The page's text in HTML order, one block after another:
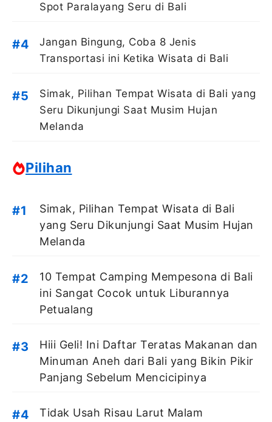
Spot Paralayang Seru di Bali
Jangan Bingung, Coba 8 Jenis
Transportasi ini Ketika Wisata di Bali
Simak, Pilihan Tempat Wisata di Bali yang
Seru Dikunjungi Saat Musim Hujan
Melanda
Pilihan
Simak, Pilihan Tempat Wisata di Bali
yang Seru Dikunjungi Saat Musim Hujan
Melanda
10 Tempat Camping Mempesona di Bali
ini Sangat Cocok untuk Liburannya
Petualang
Hiii Geli! Ini Daftar Teratas Makanan dan
Minuman Aneh dari Bali yang Bikin Pikir
Panjang Sebelum Mencicipinya
Tidak Usah Risau Larut Malam